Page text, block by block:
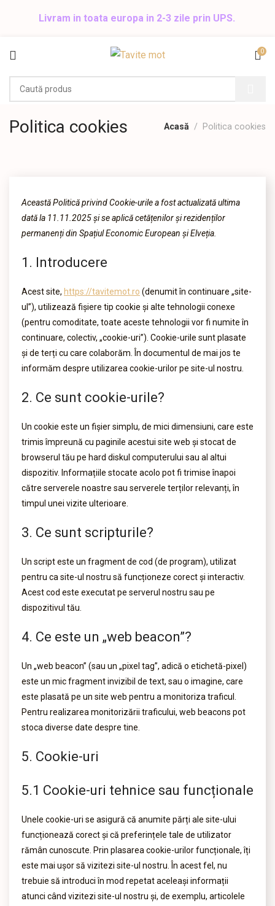
Livram in toata europa in 2-3 zile prin UPS.
0
Politica cookies Acasă Politica cookies
Această Politică privind Cookie-urile a fost actualizată ultima
dată la 11.11.2025 și se aplică cetățenilor și rezidenților
permanenți din Spațiul Economic European și Elveția.
1. Introducere
Acest site, https://tavitemot.ro (denumit în continuare „site-
ul”), utilizează fișiere tip cookie și alte tehnologii conexe
(pentru comoditate, toate aceste tehnologii vor fi numite în
continuare, colectiv, „cookie-uri”). Cookie-urile sunt plasate
și de terți cu care colaborăm. În documentul de mai jos te
informăm despre utilizarea cookie-urilor pe site-ul nostru.
2. Ce sunt cookie-urile?
Un cookie este un fișier simplu, de mici dimensiuni, care este
trimis împreună cu paginile acestui site web și stocat de
browserul tău pe hard diskul computerului sau al altui
dispozitiv. Informațiile stocate acolo pot fi trimise înapoi
către serverele noastre sau serverele terților relevanți, în
timpul unei vizite ulterioare.
3. Ce sunt scripturile?
Un script este un fragment de cod (de program), utilizat
pentru ca site-ul nostru să funcționeze corect și interactiv.
Acest cod este executat pe serverul nostru sau pe
dispozitivul tău.
4. Ce este un „web beacon”?
Un „web beacon” (sau un „pixel tag”, adică o etichetă-pixel)
este un mic fragment invizibil de text, sau o imagine, care
este plasată pe un site web pentru a monitoriza traficul.
Pentru realizarea monitorizării traficului, web beacons pot
stoca diverse date despre tine.
5. Cookie-uri
5.1 Cookie-uri tehnice sau funcționale
Unele cookie-uri se asigură că anumite părți ale site-ului
funcționează corect și că preferințele tale de utilizator
rămân cunoscute. Prin plasarea cookie-urilor funcționale, îți
este mai ușor să vizitezi site-ul nostru. În acest fel, nu
trebuie să introduci în mod repetat aceleași informații
atunci când vizitezi site-ul nostru și, de exemplu, articolele